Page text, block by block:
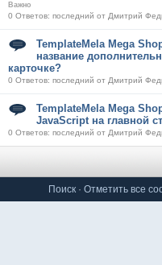
Важно
0 Ответов: последний от Дмитрий
TemplateMela Mega
название
карточке?
0 Ответов: последний от Дмитрий
TemplateMela Mega
JavaScript на главной
0 Ответов: последний от Дмитрий
Поиск· Отметить все